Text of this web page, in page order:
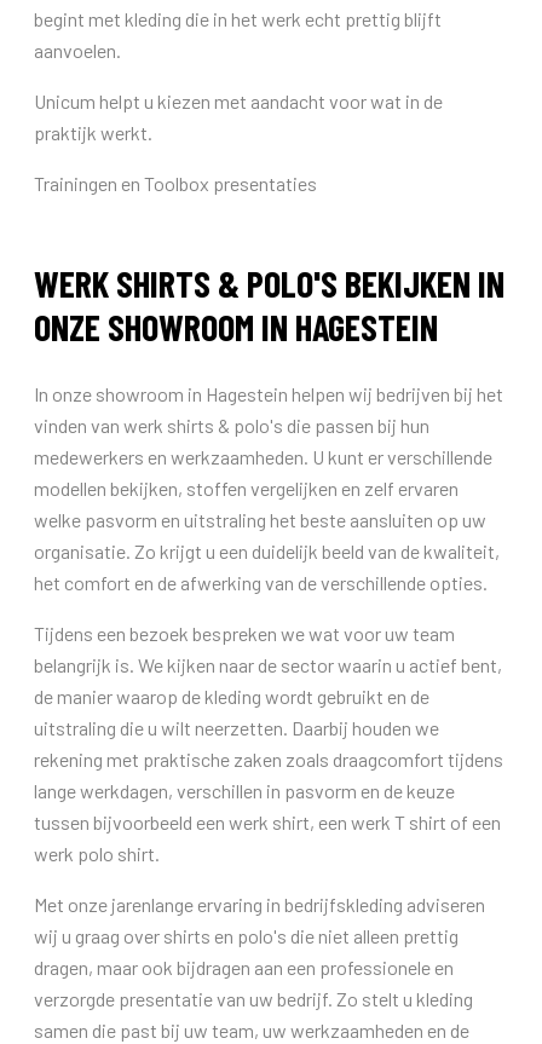
begint met kleding die in het werk echt prettig blijft
aanvoelen.
Unicum helpt u kiezen met aandacht voor wat in de
praktijk werkt.
Trainingen en Toolbox presentaties
WERK SHIRTS & POLO'S BEKIJKEN IN
ONZE SHOWROOM IN HAGESTEIN
In onze showroom in Hagestein helpen wij bedrijven bij het
vinden van werk shirts & polo's die passen bij hun
medewerkers en werkzaamheden. U kunt er verschillende
modellen bekijken, stoffen vergelijken en zelf ervaren
welke pasvorm en uitstraling het beste aansluiten op uw
organisatie. Zo krijgt u een duidelijk beeld van de kwaliteit,
het comfort en de afwerking van de verschillende opties.
Tijdens een bezoek bespreken we wat voor uw team
belangrijk is. We kijken naar de sector waarin u actief bent,
de manier waarop de kleding wordt gebruikt en de
uitstraling die u wilt neerzetten. Daarbij houden we
rekening met praktische zaken zoals draagcomfort tijdens
lange werkdagen, verschillen in pasvorm en de keuze
tussen bijvoorbeeld een werk shirt, een werk T shirt of een
werk polo shirt.
Met onze jarenlange ervaring in bedrijfskleding adviseren
wij u graag over shirts en polo's die niet alleen prettig
dragen, maar ook bijdragen aan een professionele en
verzorgde presentatie van uw bedrijf. Zo stelt u kleding
samen die past bij uw team, uw werkzaamheden en de